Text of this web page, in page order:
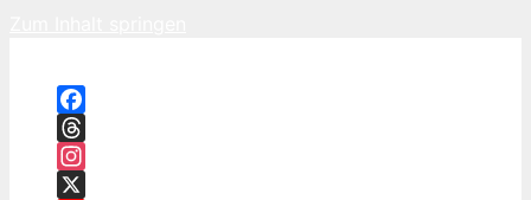
Facebook
Threads
Instagram